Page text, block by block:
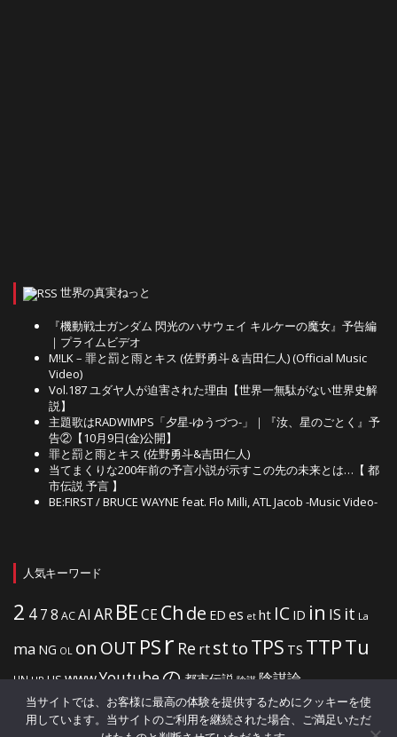
世界の真実ねっと
『機動戦士ガンダム 閃光のハサウェイ キルケーの魔女』予告編
｜プライムビデオ
M!LK – 罪と罰と雨とキス (佐野勇斗＆吉田仁人) (Official Music
Video)
Vol.187 ユダヤ人が迫害された理由【世界一無駄がない世界史解
説】
主題歌はRADWIMPS「夕星-ゆうづつ-」｜『汝、星のごとく』予
告②【10月9日(金)公開】
罪と罰と雨とキス (佐野勇斗&吉田仁人)
当てまくりな200年前の予言小説が示すこの先の未来とは…【 都
市伝説 予言 】
BE:FIRST / BRUCE WAYNE feat. Flo Milli, ATL Jacob -Music Video-
人気キーワード
2 478 ACAI AR BECE Chde ED es et ht IC ID in IS it La
ma NG OL on OUT PSr Re rtsttoTPS TS TTPTu
UN UR USwwwYoutubeの都市伝説 陰謀 陰謀論
当サイトでは、お客様に最高の体験を提供するためにクッキーを使
用しています。当サイトのご利用を継続された場合、ご満足いただ